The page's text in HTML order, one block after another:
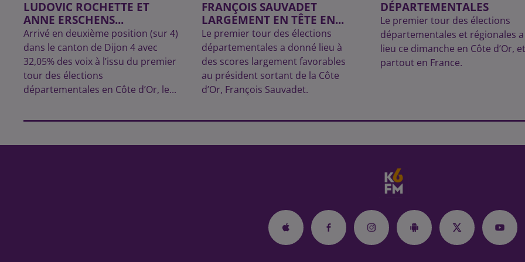
LUDOVIC ROCHETTE ET
ANNE ERSCHENS...
Arrivé en deuxième position (sur 4)
dans le canton de Dijon 4 avec
32,05% des voix à l’issu du premier
tour des élections
départementales en Côte d’Or, le...
FRANÇOIS SAUVADET
LARGEMENT EN TÊTE EN...
Le premier tour des élections
départementales a donné lieu à
des scores largement favorables
au président sortant de la Côte
d’Or, François Sauvadet.
DÉPARTEMENTALES
Le premier tour des élections
départementales et régionales a
lieu ce dimanche en Côte d’Or, et
partout en France.